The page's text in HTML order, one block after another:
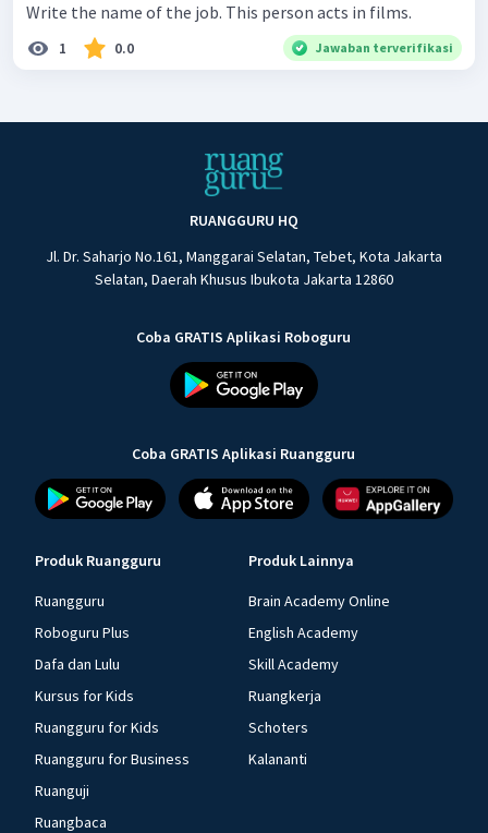
Write the name of the job. This person acts in films.
1 0.0 Jawaban terverifikasi
RUANGGURU HQ
Jl. Dr. Saharjo No.161, Manggarai Selatan, Tebet, Kota Jakarta
Selatan, Daerah Khusus Ibukota Jakarta 12860
Coba GRATIS Aplikasi Roboguru
Coba GRATIS Aplikasi Ruangguru
Produk Ruangguru
Ruangguru
Roboguru Plus
Dafa dan Lulu
Kursus for Kids
Ruangguru for Kids
Ruangguru for Business
Ruanguji
Ruangbaca
Produk Lainnya
Brain Academy Online
English Academy
Skill Academy
Ruangkerja
Schoters
Kalananti